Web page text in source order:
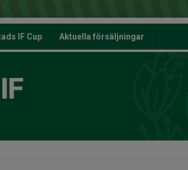
IF Cup Aktuella försäljningar